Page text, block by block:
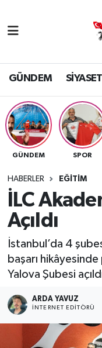
GÜNDEM SİYASET
GÜNDEM SPOR
HABERLER EĞİTİM
İLC
Açıldı
İstanbul’da 4
başarı
Yalova Şubesi
ARDA YAVUZ
İNTERNET EDITÖRÜ
SİYASET
EKONOMİ
KÜLTÜR
BİLİM VE
ASAYİŞ
SAĞLIK
SPOR
ULUSAL
İLÇELERİMİZ
Yalova
Yalova Hava
Yalova Namaz
Yalova Trafik
Tüm Manşetler
Son Dakika
Haber Arşivi